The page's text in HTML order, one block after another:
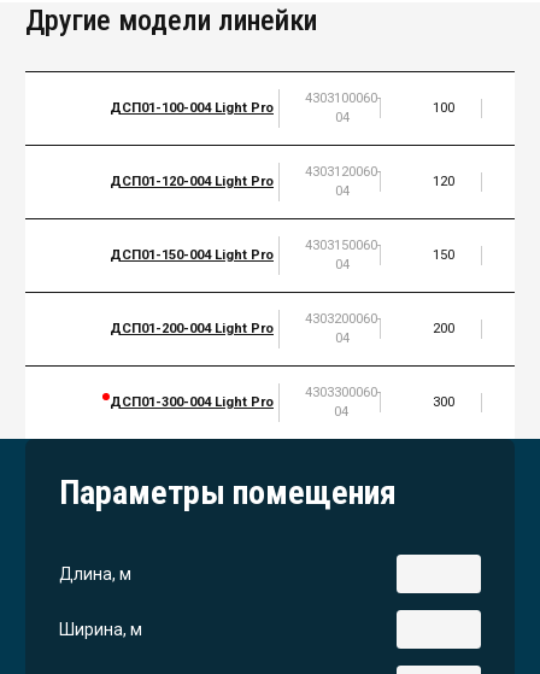
Другие модели линейки
ДСП01-100-004 Light Pro
4303100060-
04
100
ДСП01-120-004 Light Pro
4303120060-
04
120
ДСП01-150-004 Light Pro
4303150060-
04
150
ДСП01-200-004 Light Pro
4303200060-
04
200
ДСП01-300-004 Light Pro
4303300060-
04
300
Параметры помещения
Длина, м
Ширина, м